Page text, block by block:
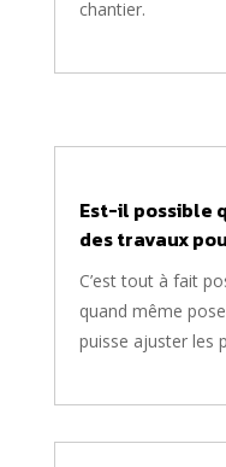
chantier.
Est-il possible
des travaux
C’est tout à fait
quand même
puisse ajuster les